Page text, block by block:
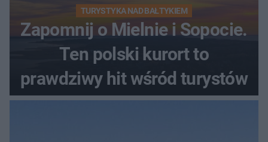
TURYSTYKA NAD BAŁTYKIEM
Zapomnij o Mielnie i Sopocie.
Ten polski kurort to
prawdziwy hit wśród turystów